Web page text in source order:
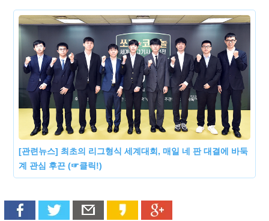
[관련뉴스] 최초의 리그형식 세계대회, 매일 네 판 대결에 바둑
계 관심 후끈 (☞클릭!)